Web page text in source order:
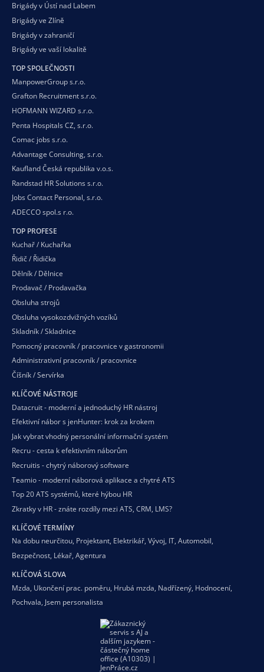
Brigády v Ústí nad Labem
Brigády ve Zlíně
Brigády v zahraničí
Brigády ve vaší lokalitě
TOP SPOLEČNOSTI
ManpowerGroup s.r.o.
Grafton Recruitment s.r.o.
HOFMANN WIZARD s.r.o.
Penta Hospitals CZ, s.r.o.
Comac jobs s.r.o.
Advantage Consulting, s.r.o.
Kaufland Česká republika v.o.s.
Randstad HR Solutions s.r.o.
Jobs Contact Personal, s.r.o.
ADECCO spol.s r.o.
TOP PROFESE
Kuchař / Kuchařka
Řidič / Řidička
Dělník / Dělnice
Prodavač / Prodavačka
Obsluha strojů
Obsluha vysokozdvižných vozíků
Skladník / Skladnice
Pomocný pracovník / pracovnice v gastronomii
Administrativní pracovník / pracovnice
Číšník / Servírka
KLÍČOVÉ NÁSTROJE
Datacruit - moderní a jednoduchý HR nástroj
Efektivní nábor s jenHunter: krok za krokem
Jak vybrat vhodný personální informační systém
Recru - cesta k efektivním náborům
Recruitis - chytrý náborový software
Teamio - moderní náborová aplikace a chytré ATS
Top 20 ATS systémů, které hýbou HR
Zkratky v HR - znáte rozdíly mezi ATS, CRM, LMS?
KLÍČOVÉ TERMÍNY
Na dobu neurčitou, Projektant, Elektrikář, Vývoj, IT, Automobil,
Bezpečnost, Lékař, Agentura
KLÍČOVÁ SLOVA
Mzda, Ukončení prac. poměru, Hrubá mzda, Nadřízený, Hodnocení,
Pochvala, Jsem personalista